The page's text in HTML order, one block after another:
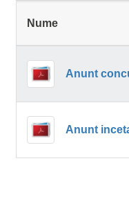
Nume
Anunt
Anunt